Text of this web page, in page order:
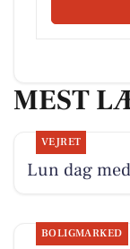
MEST
VEJRET
Lun dag
BOLIGMARKED